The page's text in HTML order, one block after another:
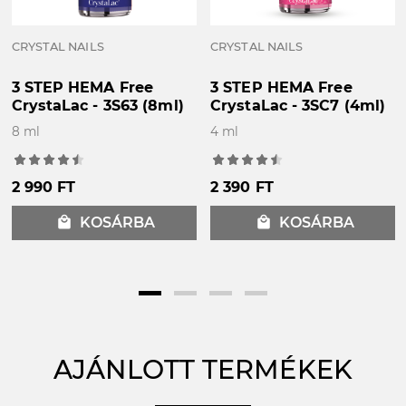
CRYSTAL NAILS
3 STEP HEMA Free
CrystaLac - 3S63 (8ml)
8 ml
2 990 FT
local_mall KOSÁRBA
CRYSTAL NAILS
3 STEP HEMA Free
CrystaLac - 3SC7 (4ml)
4 ml
2 390 FT
local_mall KOSÁRBA
AJÁNLOTT TERMÉKEK